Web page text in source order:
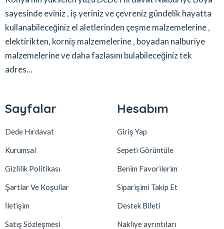
sayesinde eviniz , iş yeriniz ve çevreniz gündelik hayatta
kullanabileceğiniz el aletlerinden çeşme malzemelerine ,
elektirikten, korniş malzemelerine , boyadan nalburiye
malzemelerine ve daha fazlasını bulabileceğiniz tek
adres...
Sayfalar
Dede Hırdavat
Kurumsal
Gizlilik Politikası
Şartlar Ve Koşullar
İletişim
Satış Sözleşmesi
Hesabım
Giriş Yap
Sepeti Görüntüle
Benim Favorilerim
Siparişimi Takip Et
Destek Bileti
Nakliye ayrıntıları